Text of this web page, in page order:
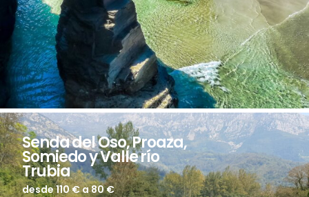
Senda del Oso, Proaza,
Somiedo y Valle río
Trubia
desde 110 €a 80 €